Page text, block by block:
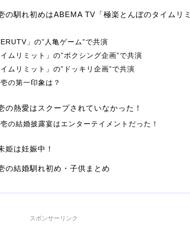
の馴れ初めはABEMA TV「極楽とんぼのタイムリミ
」の”人亀ゲーム”で共演
ムリミット」の”ボクシング企画”で共演
ムリミット」の”ドッキリ企画”で共演
の第一印象は？
の熱愛はスクープされていなかった！
の結婚披露宴はエンターテイメントだった！
姫は妊娠中！
の結婚馴れ初め・子供まとめ
スポンサーリンク